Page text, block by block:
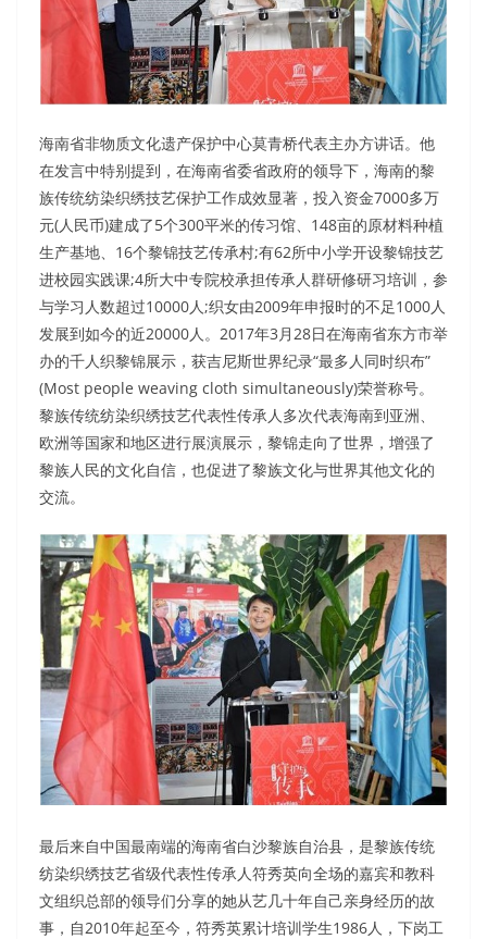
海南省非物质文化遗产保护中心莫青桥代表主办方讲话。他
在发言中特别提到，在海南省委省政府的领导下，海南的黎
族传统纺染织绣技艺保护工作成效显著，投入资金7000多万
元(人民币)建成了5个300平米的传习馆、148亩的原材料种植
生产基地、16个黎锦技艺传承村;有62所中小学开设黎锦技艺
进校园实践课;4所大中专院校承担传承人群研修研习培训，参
与学习人数超过10000人;织女由2009年申报时的不足1000人
发展到如今的近20000人。2017年3月28日在海南省东方市举
办的千人织黎锦展示，获吉尼斯世界纪录“最多人同时织布”
(Most people weaving cloth simultaneously)荣誉称号。
黎族传统纺染织绣技艺代表性传承人多次代表海南到亚洲、
欧洲等国家和地区进行展演展示，黎锦走向了世界，增强了
黎族人民的文化自信，也促进了黎族文化与世界其他文化的
交流。
最后来自中国最南端的海南省白沙黎族自治县，是黎族传统
纺染织绣技艺省级代表性传承人符秀英向全场的嘉宾和教科
文组织总部的领导们分享的她从艺几十年自己亲身经历的故
事，自2010年起至今，符秀英累计培训学生1986人，下岗工